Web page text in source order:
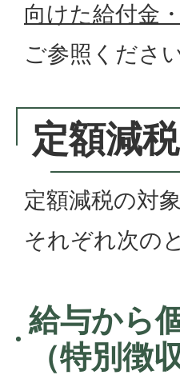
向けた給付金
ご参照ください
定額減
定額減税の対
それぞれ次の
給与から
（特別徴